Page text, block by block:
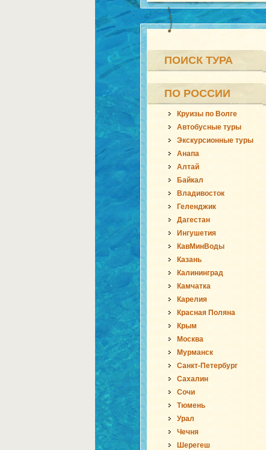
ПОИСК ТУРА
ПО РОССИИ
Круизы по Волге
Автобусные туры
Экскурсионные туры
Анапа
Алтай
Байкал
Владивосток
Геленджик
Дагестан
Ингушетия
КавМинВоды
Казань
Калининград
Камчатка
Карелия
Красная Поляна
Крым
Москва
Мурманск
Санкт-Петербург
Сахалин
Сочи
Тюмень
Урал
Чечня
Шерегеш